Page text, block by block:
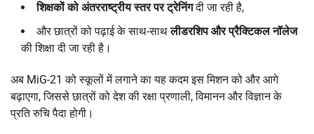
शिक्षकों को अंतरराष्ट्रीय स्तर पर ट्रेनिंगदी जा रही है,
और छात्रों को पढ़ाई के साथ-साथलीडरशिप और प्रैक्टिकल नॉलेज
की शिक्षा दी जा रही है।
अब MiG-21 को स्कूलों में लगाने का यह कदम इस मिशन को और आगे
बढ़ाएगा, जिससे छात्रों को देश की रक्षा प्रणाली, विमानन और विज्ञान के
प्रति रुचि पैदा होगी।